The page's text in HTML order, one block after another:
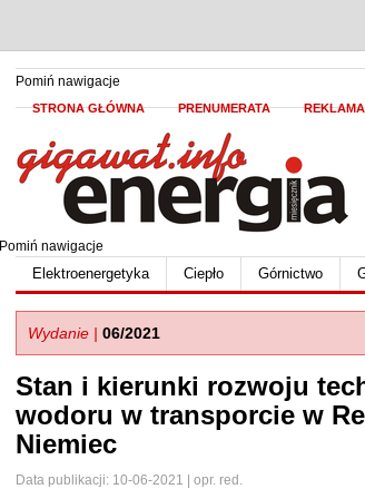
Pomiń nawigacje
STRONA GŁÓWNA PRENUMERATA REKLAMA
Pomiń nawigacje
Elektroenergetyka Ciepło Górnictwo
Wydanie | 06/2021
Stan i kierunki rozwoju
wodoru w transporcie w
Niemiec
Data publikacji: 10-06-2021 | opr. red.